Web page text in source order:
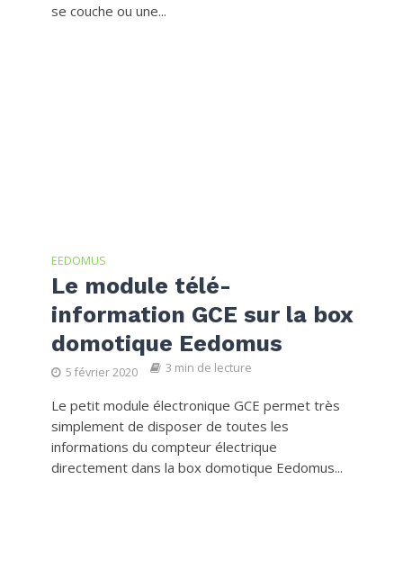
se couche ou une...
EEDOMUS
Le module télé-
information GCE sur la box
domotique Eedomus
5 février 2020 3 min de lecture
Le petit module électronique GCE permet très
simplement de disposer de toutes les
informations du compteur électrique
directement dans la box domotique Eedomus...